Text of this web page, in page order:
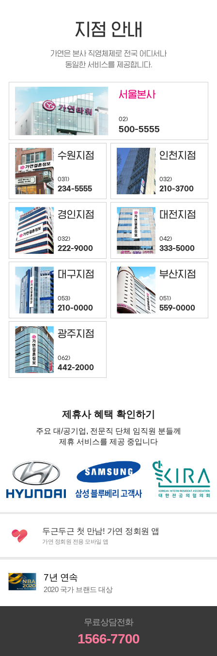
지점 안내
가연은 본사 직영체제로 전국 어디서나
동일한 서비스를 제공합니다.
서울본사
02)
500-5555
수원지점
031)
234-5555
인천지점
032)
210-3700
경인지점
032)
222-9000
대전지점
042)
333-5000
대구지점
053)
210-0000
부산지점
051)
559-0000
광주지점
062)
442-2000
제휴사 혜택 확인하기
주요 대/공기업, 전문직 단체 임직원 분들께
제휴 서비스를 제공 중입니다
두근두근 첫 만남! 가연 정회원 앱
가연 정회원 전용 모바일 앱
7년 연속
2020 국가 브랜드 대상
무료상담전화
1566-7700